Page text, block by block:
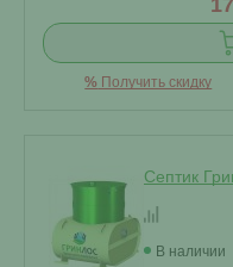
% Получить скидку
Септик
В наличии